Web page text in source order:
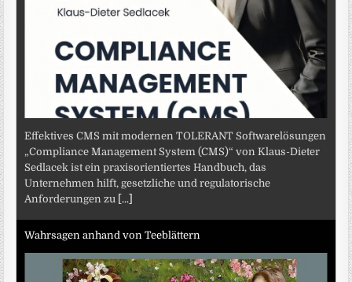
Effektives CMS mit modernen TOLERANT Softwarelösungen
„Compliance Management System (CMS)“ von Klaus-Dieter
Sedlacek ist ein praxisorientiertes Handbuch, das
Unternehmen hilft, gesetzliche und regulatorische
Anforderungen zu
[...]
Wahrsagen anhand von Teeblättern